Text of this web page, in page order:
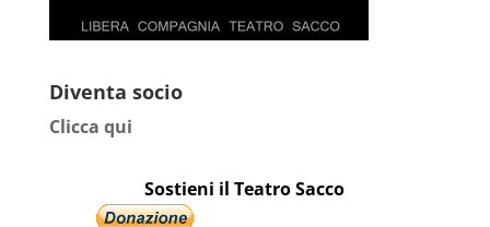
Diventa socio
Clicca qui
Sostieni il Teatro Sacco